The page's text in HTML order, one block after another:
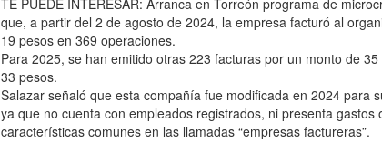
TE PUEDE INTERESAR: Arranca en Torreón programa de
que, a partir del 2 de agosto de 2024, la empresa facturó al
19 pesos en 369 operaciones.
Para 2025, se han emitido otras 223 facturas por un monto de
33 pesos.
Salazar señaló que esta compañía fue modificada en 2024 para
ya que no cuenta con empleados registrados, ni presenta
características comunes en las llamadas “empresas factureras”.